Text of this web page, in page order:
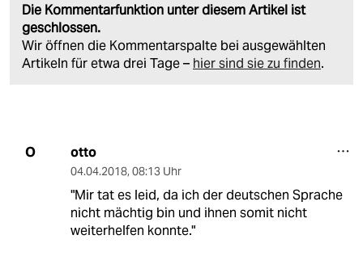
Die Kommentarfunktion unter diesem Artikel ist
geschlossen.
Wir öffnen die Kommentarspalte bei ausgewählten
Artikeln für etwa drei Tage – hier sind sie zu finden.
O otto
04.04.2018, 08:13 Uhr
"Mir tat es leid, da ich der deutschen Sprache
nicht mächtig bin und ihnen somit nicht
weiterhelfen konnte."